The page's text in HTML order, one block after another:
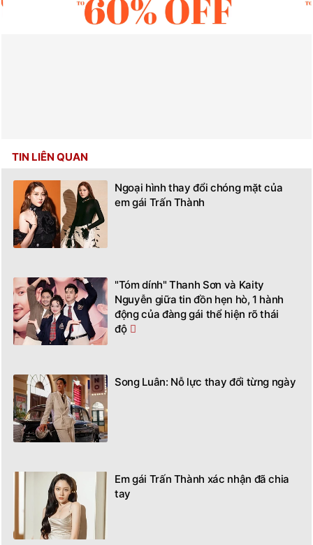
TIN LIÊN QUAN
Ngoại hình thay đổi chóng mặt của
em gái Trấn Thành
"Tóm dính" Thanh Sơn và Kaity
Nguyễn giữa tin đồn hẹn hò, 1 hành
động của đàng gái thể hiện rõ thái
độ
Song Luân: Nỗ lực thay đổi từng ngày
Em gái Trấn Thành xác nhận đã chia
tay